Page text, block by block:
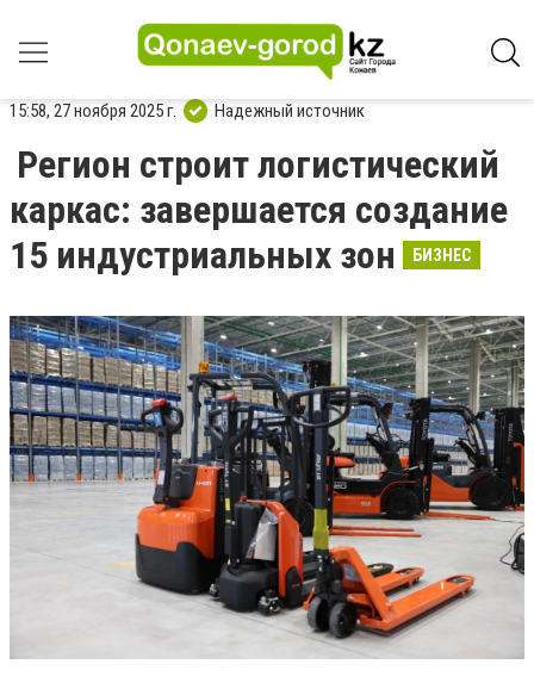
15:58, 27 ноября 2025 г. Надежный источник
Регион строит логистический
каркас: завершается создание
15 индустриальных зон
БИЗНЕС